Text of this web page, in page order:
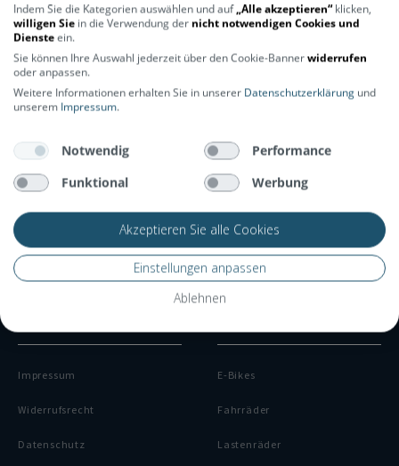
ÜBER UNS
Lerne uns kennen
Stores
SERVICE
Versandkosten
Lieferinformationen
Zahlungsarten
Finanzierung
Dienstrad-Leasing
Impressum
Widerrufsrecht
Datenschutz
E-Bikes
Fahrräder
Lastenräder
Indem Sie die Kategorien auswählen und auf„Alle akzeptieren“klicken,
willigen Sie in die Verwendung der nicht notwendigen Cookies und
Diensteein.
Sie können Ihre Auswahl jederzeit über den Cookie-Bannerwiderrufen
oder anpassen.
Weitere Informationen erhalten Sie in unserer Datenschutzerklärung und
unserem Impressum.
Notwendig
Performance
Funktional
Werbung
Akzeptieren Sie alle Cookies
Einstellungen anpassen
Ablehnen